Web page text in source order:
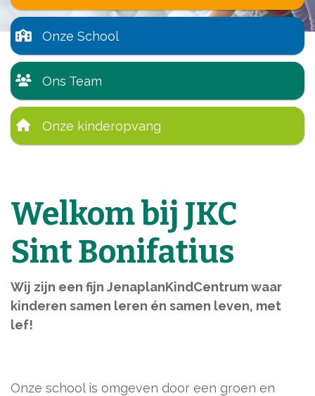
Onze School
Ons Team
Onze kinderopvang
Welkom bij JKC
Sint Bonifatius
Wij zijn een fijn JenaplanKindCentrum waar
kinderen samen leren én samen leven, met
lef!
Onze school is omgeven door een groen en